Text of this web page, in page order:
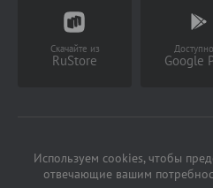
Скачайте из
RuStore Google
Используем cookies, чтобы
отвечающие вашим